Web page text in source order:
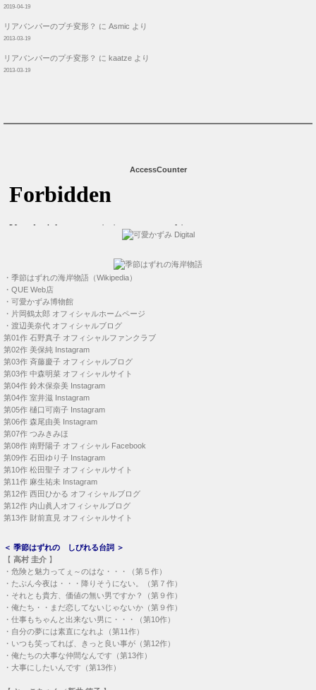
2019-04-19
リアバンパーのプチ変形？ に Asmic より
2013-03-19
リアバンパーのプチ変形？ に kaatze より
2013-03-19
AccessCounter
・ 季節はずれの海岸物語（Wikipedia）
・ QUE Web店
・ 可愛かずみ博物館
・ 片岡鶴太郎 オフィシャルホームページ
・ 渡辺美奈代 オフィシャルブログ
第01作 石野真子 オフィシャルファンクラブ
第02作 美保純 Instagram
第03作 斉藤慶子 オフィシャルブログ
第03作 中森明菜 オフィシャルサイト
第04作 鈴木保奈美 Instagram
第04作 室井滋 Instagram
第05作 樋口可南子 Instagram
第06作 森尾由美 Instagram
第07作 つみきみほ
第08作 南野陽子 オフィシャル Facebook
第09作 石田ゆり子 Instagram
第10作 松田聖子 オフィシャルサイト
第11作 麻生祐未 Instagram
第12作 西田ひかる オフィシャルブログ
第12作 内山眞人オフィシャルブログ
第13作 財前直見 オフィシャルサイト
＜ 季節はずれの しびれる台詞 ＞
【 高村 圭介 】
・ 危険と魅力ってぇ～のはな・・・（第５作）
・ たぶん今夜は・・・降りそうにない。（第７作）
・ それとも貴方、価値の無い男ですか？（第９作）
・ 俺たち・・まだ恋してないじゃないか（第９作）
・ 仕事もちゃんと出来ない男に・・・（第10作）
・ 自分の夢には素直になれよ（第11作）
・ いつも笑ってれば、きっと良い事が（第12作）
・ 俺たちの大事な仲間なんです（第13作）
・ 大事にしたいんです（第13作）